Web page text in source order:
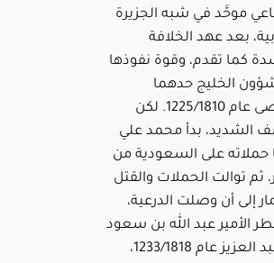
موحَّد في شبه الجزيرة
بعد عهد الخلافة
كما تقدم، وقوة نفوذها
الخليج حدهما
الأقصى عام 1225/1810. لكن
الشديد، بدأ محمد علي
حملاته على السعودية من
ثم توالت الحملات والقتل
إلى أن وصلت الدرعية،
الأمير عبد الله بن سعود
بن عبد العزيز عام 1233/1818،